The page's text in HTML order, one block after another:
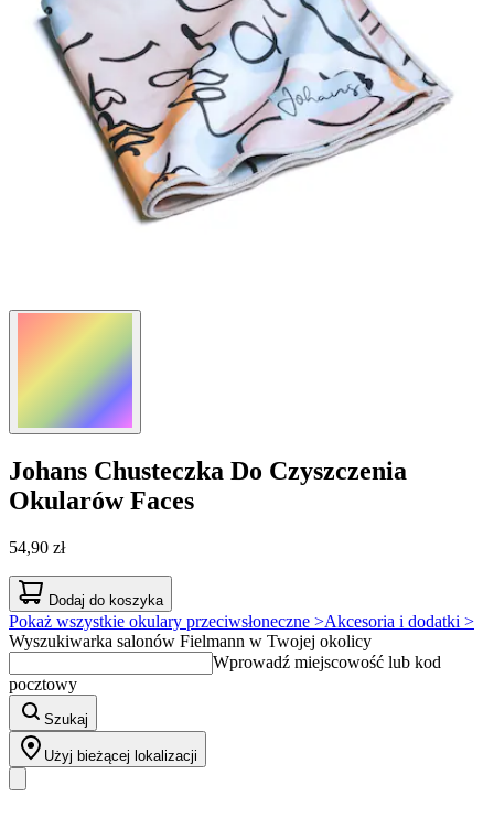
Johans Chusteczka Do Czyszczenia
Okularów Faces
54,90 zł
Dodaj do koszyka
Pokaż wszystkie okulary przeciwsłoneczne >Akcesoria i dodatki >
Wyszukiwarka salonów Fielmann w Twojej okolicy
Wprowadź miejscowość lub kod
pocztowy
Szukaj
Użyj bieżącej lokalizacji